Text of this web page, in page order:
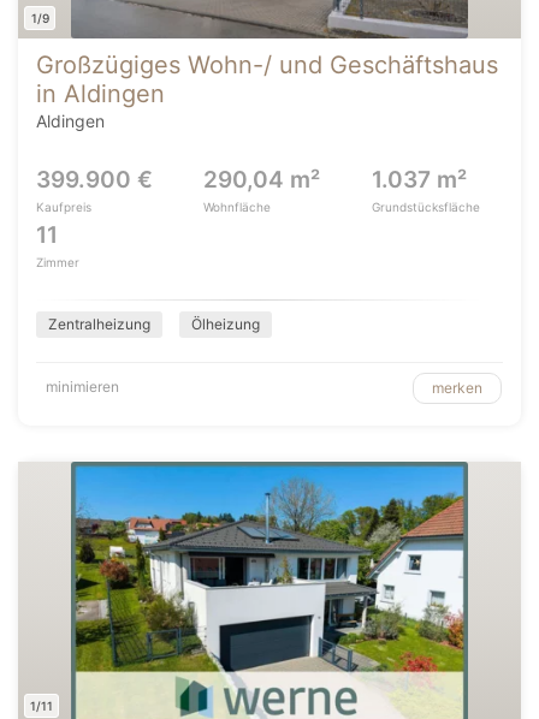
1/9
Großzügiges Wohn-/ und Geschäftshaus
in Aldingen
Aldingen
399.900 €
Kaufpreis
290,04 m²
Wohnfläche
1.037 m²
Grundstücksfläche
11
Zimmer
Zentralheizung Ölheizung
minimieren merken
1/11